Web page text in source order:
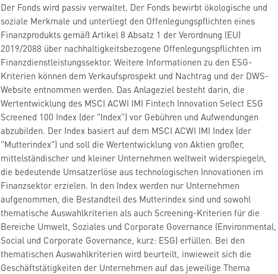
Der Fonds wird passiv verwaltet. Der Fonds bewirbt ökologische und
soziale Merkmale und unterliegt den Offenlegungspflichten eines
Finanzprodukts gemäß Artikel 8 Absatz 1 der Verordnung (EU)
2019/2088 über nachhaltigkeitsbezogene Offenlegungspflichten im
Finanzdienstleistungssektor. Weitere Informationen zu den ESG-
Kriterien können dem Verkaufsprospekt und Nachtrag und der DWS-
Website entnommen werden. Das Anlageziel besteht darin, die
Wertentwicklung des MSCI ACWI IMI Fintech Innovation Select ESG
Screened 100 Index (der "Index") vor Gebühren und Aufwendungen
abzubilden. Der Index basiert auf dem MSCI ACWI IMI Index (der
"Mutterindex") und soll die Wertentwicklung von Aktien großer,
mittelständischer und kleiner Unternehmen weltweit widerspiegeln,
die bedeutende Umsatzerlöse aus technologischen Innovationen im
Finanzsektor erzielen. In den Index werden nur Unternehmen
aufgenommen, die Bestandteil des Mutterindex sind und sowohl
thematische Auswahlkriterien als auch Screening-Kriterien für die
Bereiche Umwelt, Soziales und Corporate Governance (Environmental,
Social und Corporate Governance, kurz: ESG) erfüllen. Bei den
thematischen Auswahlkriterien wird beurteilt, inwieweit sich die
Geschäftstätigkeiten der Unternehmen auf das jeweilige Thema